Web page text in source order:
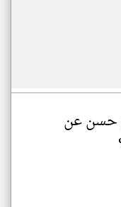
حسن عن